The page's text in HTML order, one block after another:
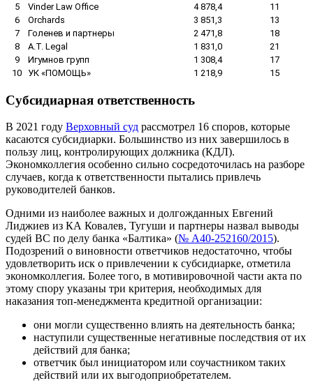
5
Vinder Law Office 4 878,4
11
6
Orchards 3 851,3
13
7
Голенев и партнеры 2 471,8
18
8
A.Т. Legal 1 831,0
21
9
Игумнов групп 1 308,4
17
10
УК «ПОМОЩЬ» 1 218,9 15
Субсидиарная ответственность
В 2021 году Верховный суд рассмотрел 16 споров, которые
касаются субсидиарки. Большинство из них завершилось в
пользу лиц, контролирующих должника (КДЛ).
Экономколлегия особенно сильно сосредоточилась на разборе
случаев, когда к ответственности пытались привлечь
руководителей банков.
Одними из наиболее важных и долгожданных Евгений
Лиджиев из КА Ковалев, Тугуши и партнеры назвал выводы
судей ВС по делу банка «Балтика» (№ А40-252160/2015).
Подозрений о виновности ответчиков недостаточно, чтобы
удовлетворить иск о привлечении к субсидиарке, отметила
экономколлегия. Более того, в мотивировочной части акта по
этому спору указаны три критерия, необходимых для
наказания топ-менеджмента кредитной организации:
они могли существенно влиять на деятельность банка;
наступили существенные негативные последствия от их
действий для банка;
ответчик был инициатором или соучастником таких
действий или их выгодоприобретателем.